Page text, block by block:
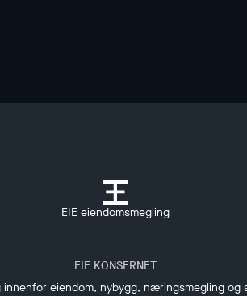
EIE eiendomsmegling
EIE KONSERNET
innenfor eiendom, nybygg, næringsmegling og